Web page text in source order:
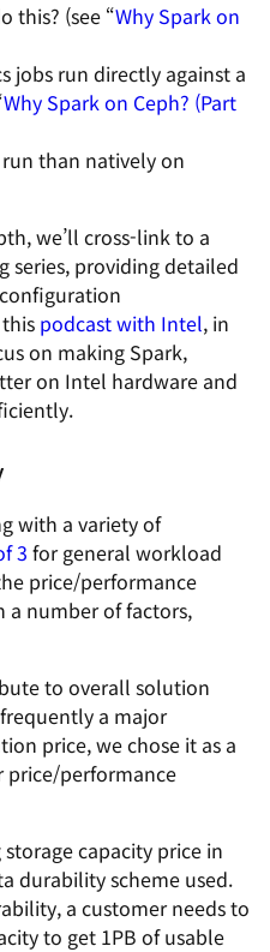
this? (see “Why Spark on
jobs run directly against a
Why Spark on Ceph? (Part
than natively on
we’ll cross-link to a
series, providing detailed
podcast with Intel, in
on making Spark,
on Intel hardware and
with a variety of
3 for general workload
price/performance
a number of factors,
to overall solution
a major
price, we chose it as a
price/performance
capacity price in
durability scheme used.
a customer needs to
to get 1PB of usable